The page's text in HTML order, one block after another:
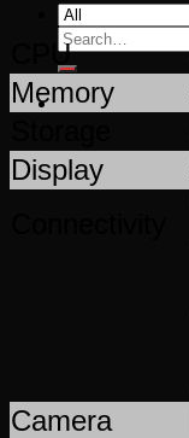
Search
for:
CPU
Memory
Display
Camera